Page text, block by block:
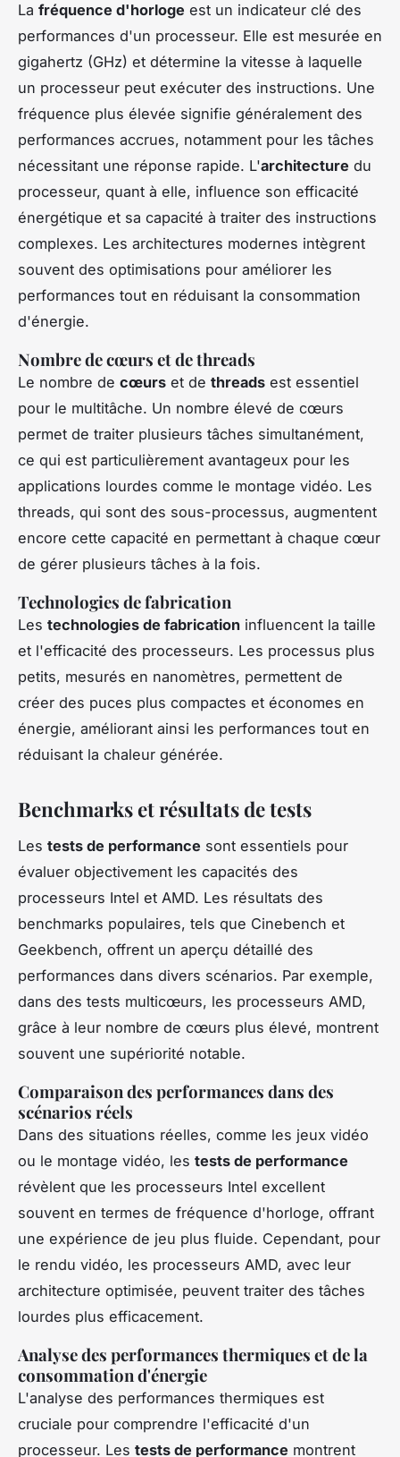
La fréquence d'horloge est un indicateur clé des
performances d'un processeur. Elle est mesurée en
gigahertz (GHz) et détermine la vitesse à laquelle
un processeur peut exécuter des instructions. Une
fréquence plus élevée signifie généralement des
performances accrues, notamment pour les tâches
nécessitant une réponse rapide. L'architecture du
processeur, quant à elle, influence son efficacité
énergétique et sa capacité à traiter des instructions
complexes. Les architectures modernes intègrent
souvent des optimisations pour améliorer les
performances tout en réduisant la consommation
d'énergie.
Nombre de cœurs et de threads
Le nombre de cœurs et de threads est essentiel
pour le multitâche. Un nombre élevé de cœurs
permet de traiter plusieurs tâches simultanément,
ce qui est particulièrement avantageux pour les
applications lourdes comme le montage vidéo. Les
threads, qui sont des sous-processus, augmentent
encore cette capacité en permettant à chaque cœur
de gérer plusieurs tâches à la fois.
Technologies de fabrication
Les technologies de fabrication influencent la taille
et l'efficacité des processeurs. Les processus plus
petits, mesurés en nanomètres, permettent de
créer des puces plus compactes et économes en
énergie, améliorant ainsi les performances tout en
réduisant la chaleur générée.
Benchmarks et résultats de tests
Les tests de performance sont essentiels pour
évaluer objectivement les capacités des
processeurs Intel et AMD. Les résultats des
benchmarks populaires, tels que Cinebench et
Geekbench, offrent un aperçu détaillé des
performances dans divers scénarios. Par exemple,
dans des tests multicœurs, les processeurs AMD,
grâce à leur nombre de cœurs plus élevé, montrent
souvent une supériorité notable.
Comparaison des performances dans des
scénarios réels
Dans des situations réelles, comme les jeux vidéo
ou le montage vidéo, les tests de performance
révèlent que les processeurs Intel excellent
souvent en termes de fréquence d'horloge, offrant
une expérience de jeu plus fluide. Cependant, pour
le rendu vidéo, les processeurs AMD, avec leur
architecture optimisée, peuvent traiter des tâches
lourdes plus efficacement.
Analyse des performances thermiques et de la
consommation d'énergie
L'analyse des performances thermiques est
cruciale pour comprendre l'efficacité d'un
processeur. Les tests de performance montrent